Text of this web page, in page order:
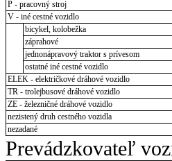
P - pracovný stroj
V - iné cestné vozidlo
bicykel, kolobežka
záprahové
jednonápravový traktor s prívesom
ostatné iné cestné vozidlo
ELEK - električkové dráhové vozidlo
TR - trolejbusové dráhové vozidlo
ZE - železničné dráhové vozidlo
nezistený druh cestného vozidla
nezadané
Prevádzkovateľ